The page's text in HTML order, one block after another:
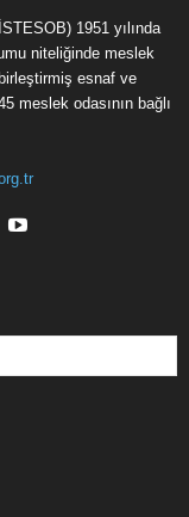
1951 yılında
niteliğinde meslek
esnaf ve
meslek odasının bağlı